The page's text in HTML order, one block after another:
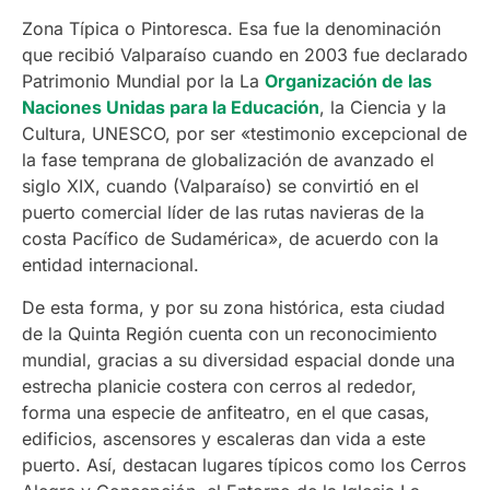
Zona Típica o Pintoresca. Esa fue la denominación
que recibió Valparaíso cuando en 2003 fue declarado
Patrimonio Mundial por la La Organización de las
Naciones Unidas para la Educación, la Ciencia y la
Cultura, UNESCO, por ser «testimonio excepcional de
la fase temprana de globalización de avanzado el
siglo XIX, cuando (Valparaíso) se convirtió en el
puerto comercial líder de las rutas navieras de la
costa Pacífico de Sudamérica», de acuerdo con la
entidad internacional.
De esta forma, y por su zona histórica, esta ciudad
de la Quinta Región cuenta con un reconocimiento
mundial, gracias a su diversidad espacial donde una
estrecha planicie costera con cerros al rededor,
forma una especie de anfiteatro, en el que casas,
edificios, ascensores y escaleras dan vida a este
puerto. Así, destacan lugares típicos como los Cerros